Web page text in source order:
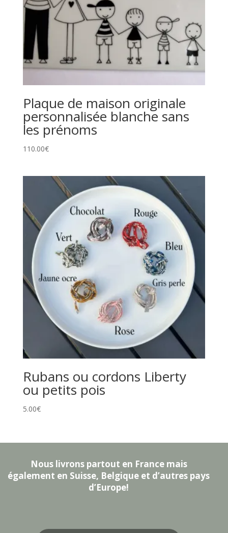
Plaque de maison originale
personnalisée blanche sans
les prénoms
110.00€
Rubans ou cordons Liberty
ou petits pois
5.00€
Nous livrons partout en France mais
également en Suisse, Belgique et d’autres pays
d’Europe!